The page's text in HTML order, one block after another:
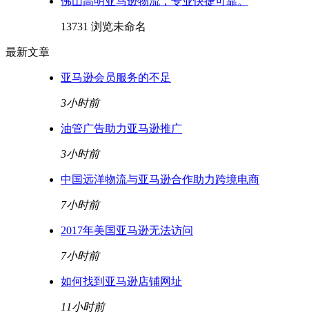
13731 浏览未命名
最新文章
亚马逊会员服务的不足
3小时前
油管广告助力亚马逊推广
3小时前
中国远洋物流与亚马逊合作助力跨境电商
7小时前
2017年美国亚马逊无法访问
7小时前
如何找到亚马逊店铺网址
11小时前